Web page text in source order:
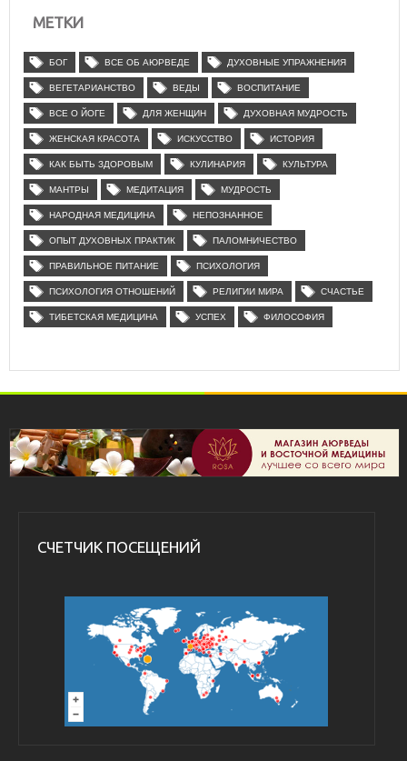
МЕТКИ
БОГ ВСЕ ОБ АЮРВЕДЕ ДУХОВНЫЕ УПРАЖНЕНИЯ
ВЕГЕТАРИАНСТВО ВЕДЫ ВОСПИТАНИЕ
ВСЕ О ЙОГЕ ДЛЯ ЖЕНЩИН ДУХОВНАЯ МУДРОСТЬ
ЖЕНСКАЯ КРАСОТА ИСКУССТВО ИСТОРИЯ
КАК БЫТЬ ЗДОРОВЫМ КУЛИНАРИЯ КУЛЬТУРА
МАНТРЫ МЕДИТАЦИЯ МУДРОСТЬ
НАРОДНАЯ МЕДИЦИНА НЕПОЗНАННОЕ
ОПЫТ ДУХОВНЫХ ПРАКТИК ПАЛОМНИЧЕСТВО
ПРАВИЛЬНОЕ ПИТАНИЕ ПСИХОЛОГИЯ
ПСИХОЛОГИЯ ОТНОШЕНИЙ РЕЛИГИИ МИРА СЧАСТЬЕ
ТИБЕТСКАЯ МЕДИЦИНА УСПЕХ ФИЛОСОФИЯ
СЧЕТЧИК ПОСЕЩЕНИЙ